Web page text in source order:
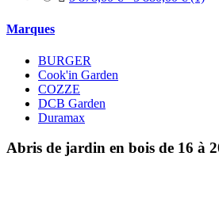
Marques
BURGER
Cook'in Garden
COZZE
DCB Garden
Duramax
Abris de jardin en bois de 16 à